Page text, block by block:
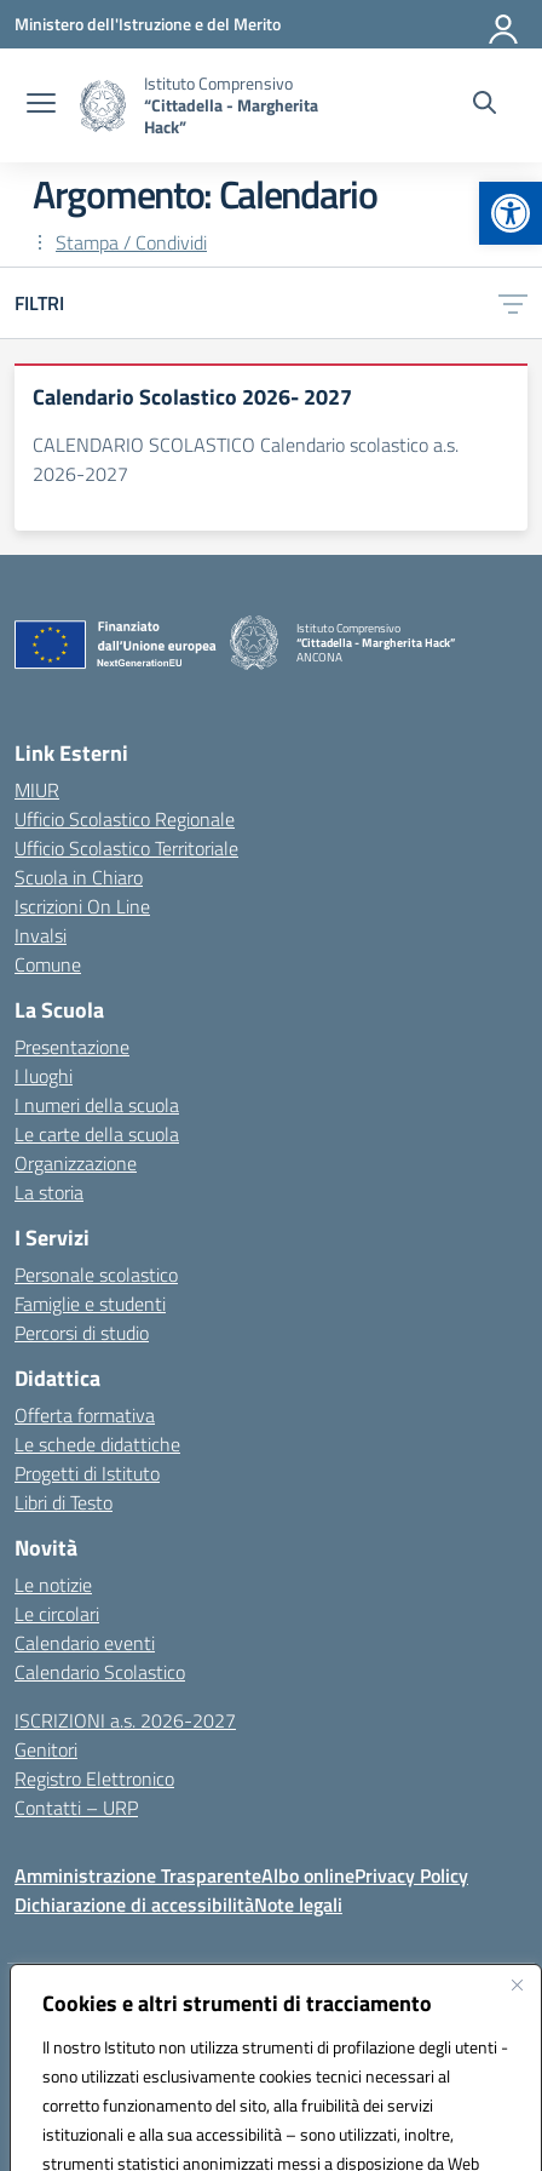
Cookies e altri strumenti di tracciamento
Il nostro Istituto non utilizza strumenti di profilazione degli utenti -
sono utilizzati esclusivamente cookies tecnici necessari al
corretto funzionamento del sito, alla fruibilità dei servizi
istituzionali e alla sua accessibilità – sono utilizzati, inoltre,
strumenti statistici anonimizzati messi a disposizione da Web
Vai ai contenuti
Vai al menu di navigazione
Vai al footer
Ministero dell'Istruzione e del Merito
Istituto Comprensivo
“Cittadella - Margherita
Hack”
Argomento: Calendario
Stampa / Condividi
FILTRI
Calendario Scolastico 2026- 2027
CALENDARIO SCOLASTICO Calendario scolastico a.s.
2026-2027
Istituto Comprensivo
“Cittadella - Margherita Hack”
ANCONA
Link Esterni
MIUR
Ufficio Scolastico Regionale
Ufficio Scolastico Territoriale
Scuola in Chiaro
Iscrizioni On Line
Invalsi
Comune
La Scuola
Presentazione
I luoghi
I numeri della scuola
Le carte della scuola
Organizzazione
La storia
I Servizi
Personale scolastico
Famiglie e studenti
Percorsi di studio
Didattica
Offerta formativa
Le schede didattiche
Progetti di Istituto
Libri di Testo
Novità
Le notizie
Le circolari
Calendario eventi
Calendario Scolastico
ISCRIZIONI a.s. 2026-2027
Genitori
Registro Elettronico
Contatti – URP
Amministrazione TrasparenteAlbo onlinePrivacy Policy
Dichiarazione di accessibilitàNote legali
Indirizzo:Via Tiziano, 50 - 60125 Ancona
Posta elettronica certificata (PEC):anic81600p@pec.istruzione.it
Codice fiscale: 93084460422
Codice meccanografico: ANIC81600P